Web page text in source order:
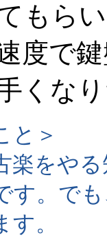
もら
度で
くな
と＞
をやる
す。で
。